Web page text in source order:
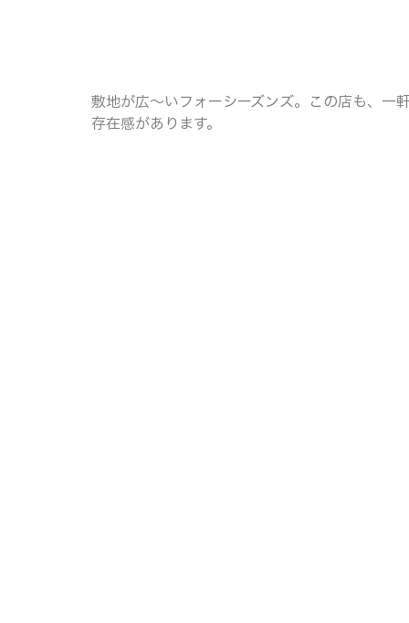
敷地が広～いフォーシーズンズ。この店も、一
存在感があります。